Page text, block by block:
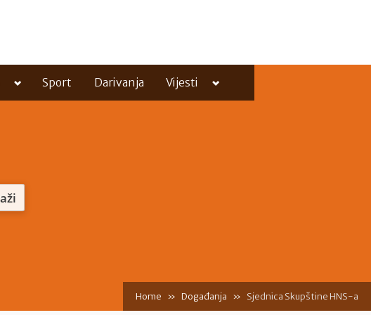
Toggle
menu
Sport Darivanja Vijesti Toggle
menu
Home Događanja Sjednica Skupštine HNS-a